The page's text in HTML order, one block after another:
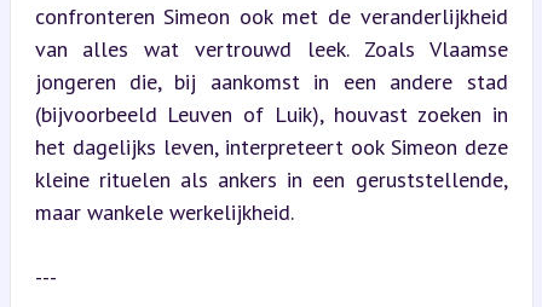
confronteren Simeon ook met de veranderlijkheid
van alles wat vertrouwd leek. Zoals Vlaamse
jongeren die, bij aankomst in een andere stad
(bijvoorbeeld Leuven of Luik), houvast zoeken in
het dagelijks leven, interpreteert ook Simeon deze
kleine rituelen als ankers in een geruststellende,
maar wankele werkelijkheid.
---